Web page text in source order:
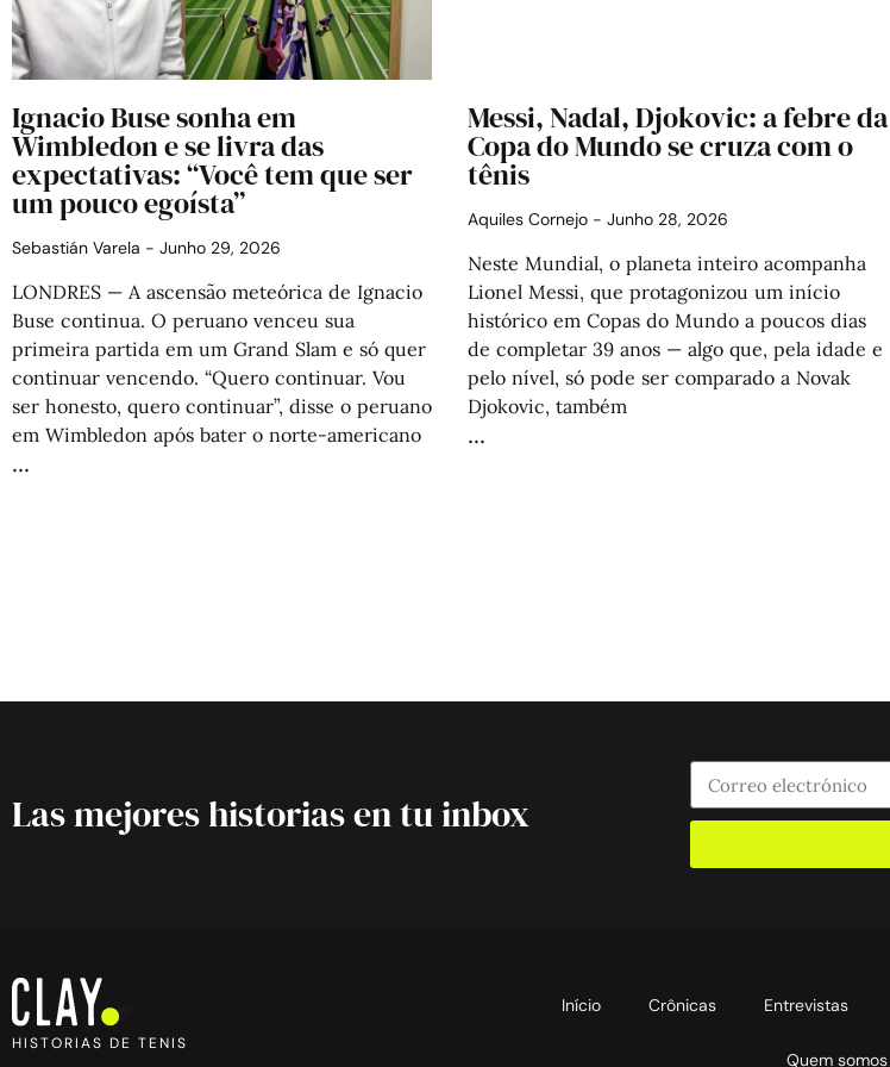
Ignacio Buse sonha em
Wimbledon e se livra das
expectativas: “Você tem que ser
um pouco egoísta”
Sebastián Varela Junho 29, 2026
LONDRES — A ascensão meteórica de Ignacio
Buse continua. O peruano venceu sua
primeira partida em um Grand Slam e só quer
continuar vencendo. “Quero continuar. Vou
ser honesto, quero continuar”, disse o peruano
em Wimbledon após bater o norte-americano
Messi, Nadal, Djokovic: a febre da
Copa do Mundo se cruza com o
tênis
Aquiles Cornejo Junho 28, 2026
Neste Mundial, o planeta inteiro acompanha
Lionel Messi, que protagonizou um início
histórico em Copas do Mundo a poucos dias
de completar 39 anos — algo que, pela idade e
pelo nível, só pode ser comparado a Novak
Djokovic, também
Las mejores historias en tu inbox
HISTORIAS DE TENIS
Início Crônicas Entrevistas
Quem somos